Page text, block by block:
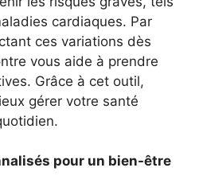
cardiaques. Par
ces variations dès
vous aide à prendre
Grâce à cet outil,
gérer votre santé
pour un bien-être